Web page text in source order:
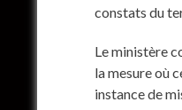
constats du
Le ministère
la mesure où
instance de